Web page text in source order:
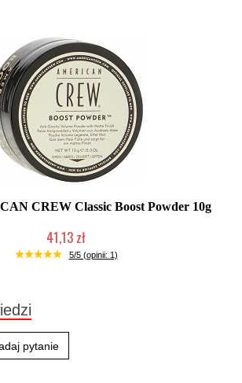
CREW Classic Boost Powder 10g
41,13 zł
Duża ilość (wysyłka w 24h)
5/5 (opinii: 1)
pytanie